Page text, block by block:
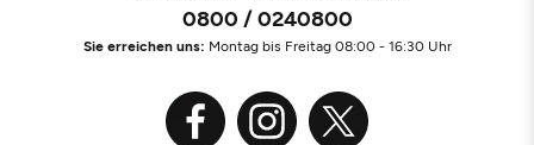
0800 / 0240800
Sie erreichen uns: Montag bis Freitag 08:00 - 16:30 Uhr